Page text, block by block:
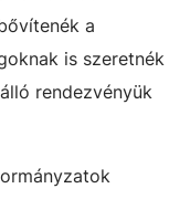
a
is szeretnék
rendezvényük